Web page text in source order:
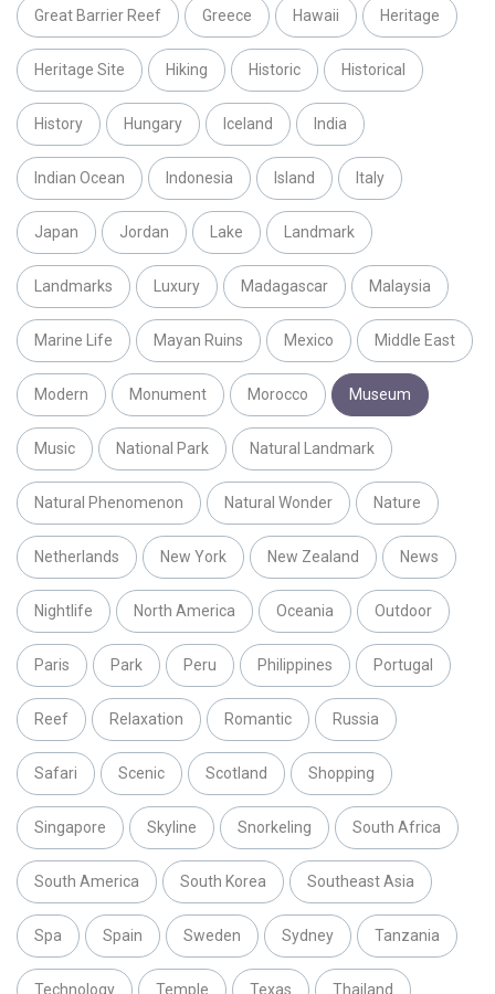
Great Barrier Reef Greece Hawaii Heritage
Heritage Site Hiking Historic Historical
History Hungary Iceland India
Indian Ocean Indonesia Island Italy
Japan Jordan Lake Landmark
Landmarks Luxury Madagascar Malaysia
Marine Life Mayan Ruins Mexico Middle East
Modern Monument Morocco Museum
Music National Park Natural Landmark
Natural Phenomenon Natural Wonder Nature
Netherlands New York New Zealand News
Nightlife North America Oceania Outdoor
Paris Park Peru Philippines Portugal
Reef Relaxation Romantic Russia
Safari Scenic Scotland Shopping
Singapore Skyline Snorkeling South Africa
South America South Korea Southeast Asia
Spa Spain Sweden Sydney Tanzania
Technology Temple Texas Thailand